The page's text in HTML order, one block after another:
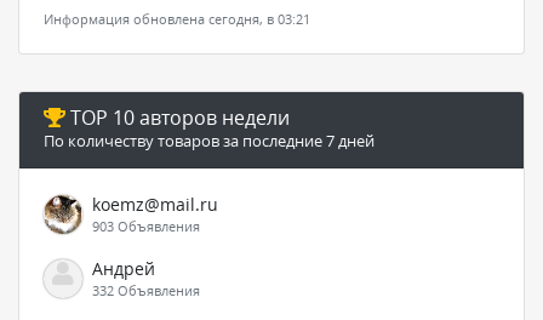
Информация обновлена сегодня, в 03:21
TOP 10 авторов недели
По количеству товаров за последние 7 дней
koemz@mail.ru
903 Объявления
Андрей
332 Объявления